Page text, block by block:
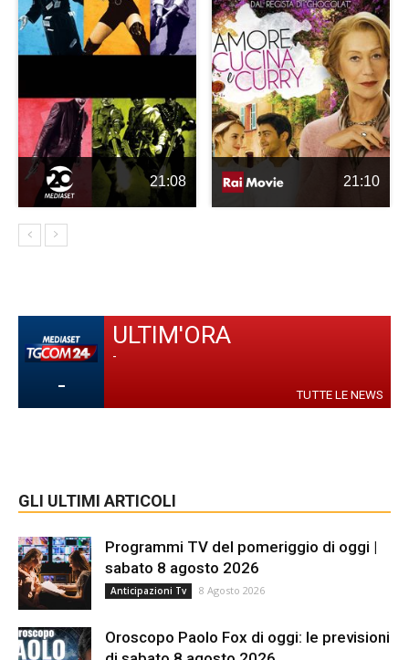
21:08 21:10
-
ULTIM'ORA
-
TUTTE LE NEWS
GLI ULTIMI ARTICOLI
Programmi TV del pomeriggio di oggi |
sabato 8 agosto 2026
Anticipazioni Tv 8 Agosto 2026
Oroscopo Paolo Fox di oggi: le previsioni